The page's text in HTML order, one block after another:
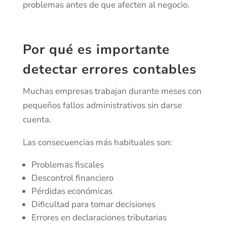
problemas antes de que afecten al negocio.
Por qué es importante
detectar errores contables
Muchas empresas trabajan durante meses con
pequeños fallos administrativos sin darse
cuenta.
Las consecuencias más habituales son:
Problemas fiscales
Descontrol financiero
Pérdidas económicas
Dificultad para tomar decisiones
Errores en declaraciones tributarias